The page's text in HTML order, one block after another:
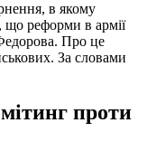
в якому
що реформи в армії
Федорова. Про це
За словами
проти